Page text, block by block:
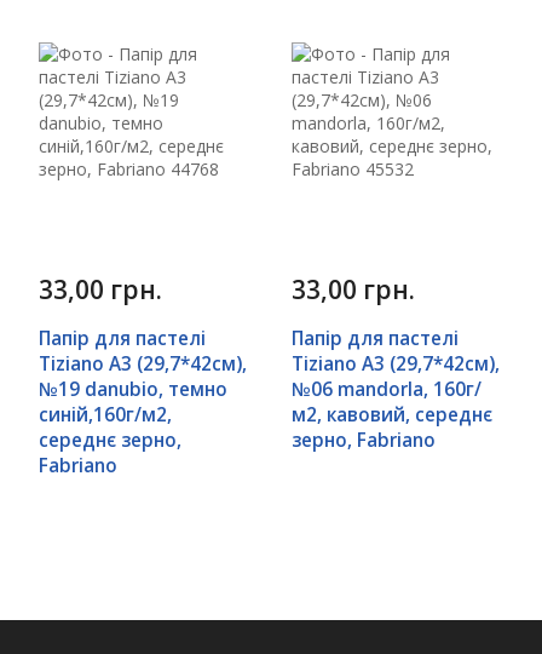
33,00 грн.
Папір для пастелі
Tiziano A3 (29,7*42см),
№19 danubio, темно
синій,160г/м2,
середнє зерно,
Fabriano
33,00 грн.
Папір для пастелі
Tiziano A3 (29,7*42см),
№06 mandorla, 160г/
м2, кавовий, середнє
зерно, Fabriano